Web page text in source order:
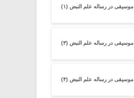
موسیقی در رساله علم النبض (۱)
موسیقی در رساله علم النبض (۳)
موسیقی در رساله علم النبض (۴)